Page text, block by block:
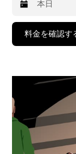
レ
ン
ダ
料金を確認す